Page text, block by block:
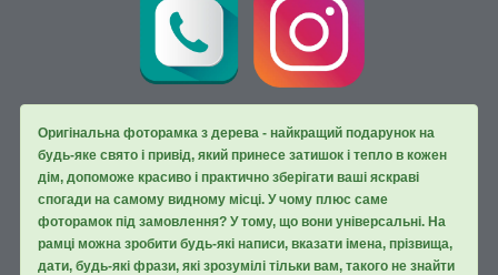
Оригінальна фоторамка з дерева - найкращий подарунок на
будь-яке свято і привід, який принесе затишок і тепло в кожен
дім, допоможе красиво і практично зберігати ваші яскраві
спогади на самому видному місці. У чому плюс саме
фоторамок під замовлення? У тому, що вони універсальні. На
рамці можна зробити будь-які написи, вказати імена, прізвища,
дати, будь-які фрази, які зрозумілі тільки вам, такого не знайти